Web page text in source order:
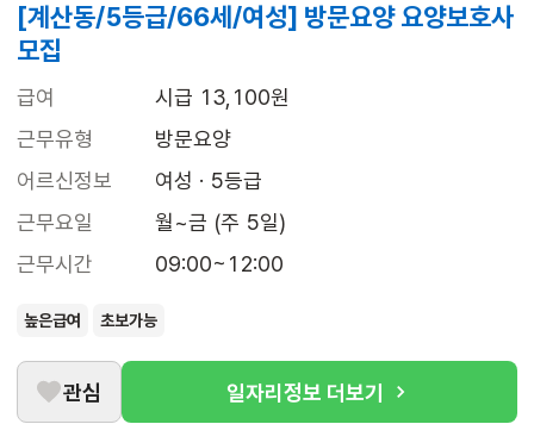
[계산동/5등급/66세/여성] 방문요양 요양보호사
모집
급여
시급 13,100원
근무유형
방문요양
어르신정보
여성 · 5등급
근무요일
월~금 (주 5일)
근무시간
09:00~12:00
높은급여 초보가능
관심 일자리정보 더보기